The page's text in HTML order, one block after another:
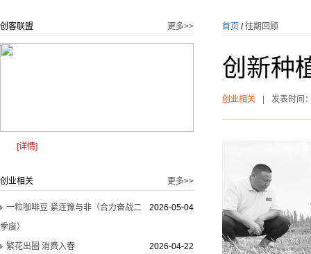
更多>>
创客联盟
[详情]
更多>>
创业相关
2026-05-04
一粒咖啡豆 紧连豫与非（合力奋战二
季度）
2026-04-22
繁花出圈 消费入春
首页 /往期回顾
创新种
创业相关 发表时间